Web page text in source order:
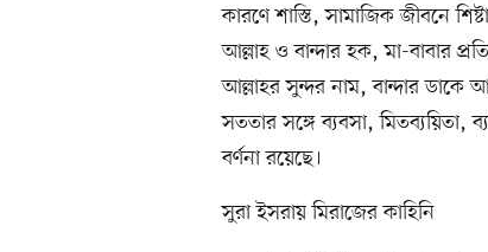
কারণে শাস্তি, সামাজিক জীবনে
আল্লাহ ও বান্দার হক, মা-বাবার
আল্লাহর সুন্দর নাম, বান্দার ডাকে
সততার সঙ্গে ব্যবসা, মিতব্যয়িতা,
বর্ণনা রয়েছে।
সুরা ইসরায় মিরাজের কাহিনি